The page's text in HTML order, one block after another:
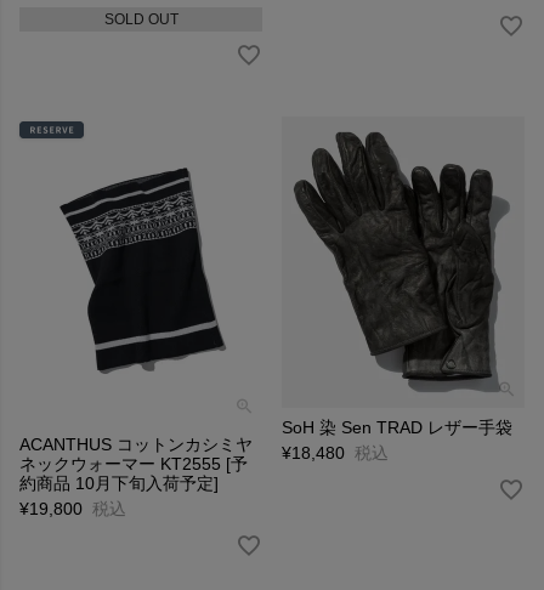
SOLD OUT
ACANTHUS コットンカシミヤ
ネックウォーマー KT2555 [予
約商品 10月下旬入荷予定]
¥19,800 税込
SoH 染 Sen TRAD レザー手袋
¥18,480 税込